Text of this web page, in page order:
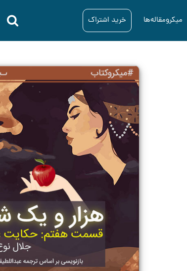
میکرومقاله‌ها خرید اشتراک